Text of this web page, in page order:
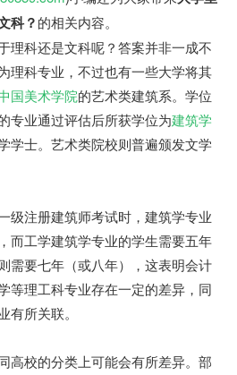
科？的相关内容。
理科还是文科呢？答案并非一成不
理科专业，不过也有一些大学将其
国美术学院的艺术类建筑系。学位
专业通过评估后所获学位为建筑学
学士。艺术类院校则普遍颁发文学
级注册建筑师考试时，建筑学专业
而工学建筑学专业的学生需要五年
需要七年（或八年），这表明会计
等理工科专业存在一定的差异，同
有所关联。
高校的分类上可能会有所差异。部